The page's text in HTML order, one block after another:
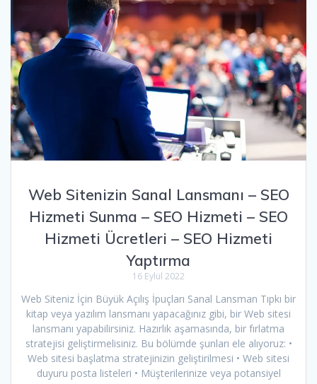
Web Sitenizin Sanal Lansmanı – SEO
Hizmeti Sunma – SEO Hizmeti – SEO
Hizmeti Ücretleri – SEO Hizmeti
Yaptırma
16 Eylül 2022
Web Siteniz İçin Büyük Açılış İpuçları Sanal Lansman Tıpkı bir
kitap veya yazılım lansmanı yapacağınız gibi, bir Web sitesi
lansmanı yapabilirsiniz. Hazırlık aşamasında, bir fırlatma
stratejisi geliştirmelisiniz. Bu bölümde şunları ele alıyoruz: •
Web sitesi başlatma stratejinizin geliştirilmesi • Web sitesi
duyuru posta listeleri • Müşterilerinize veya potansiyel